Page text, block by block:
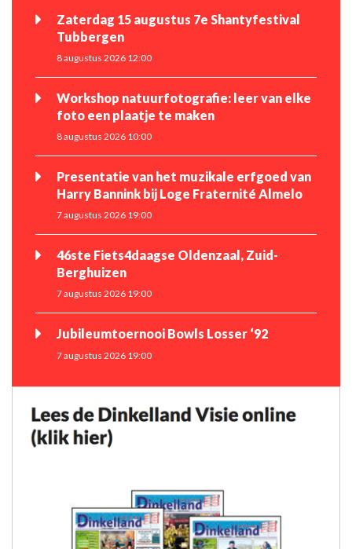
Zaterdag 15 augustus 7e Shantyfestival
Tubbergen
8 augustus 2026 12:00
Workshop natuurfotografie: leer van elke
foto een plaatje te maken
8 augustus 2026 10:00
Presentatie van het muzikale erfgoed van
Harry Bannink bij Loge Fraternité Almelo
7 augustus 2026 19:00
46ste Fiets4daagse Oldenzaal, Zuid-
Berghuizen
7 augustus 2026 19:00
Jubileumtoernooi Bowls Losser ‘92
7 augustus 2026 19:00